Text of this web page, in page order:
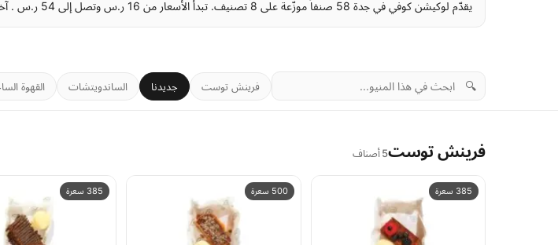
يقدّم لوكيشن كوفي في جدة 58 صنفاً موزّعة على 8 تصنيف. تبدأ الأسعار من 16 ر.س وتصل إلى 54 ر.س . آخر تحديث للمنيو: قبل 3 أشهر.
🔍 فرينش توست جديدنا الساندويتشات القهوة
فرينش توست5 أصناف
385 سعرة 500 سعرة 385 سعرة